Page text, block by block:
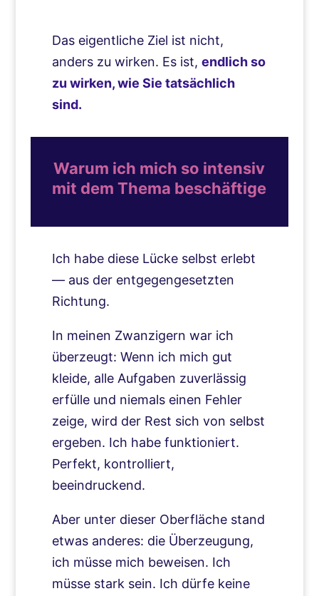
Das eigentliche Ziel ist nicht,
anders zu wirken. Es ist, endlich so
zu wirken, wie Sie tatsächlich
sind.
Warum ich mich so intensiv
mit dem Thema beschäftige
Ich habe diese Lücke selbst erlebt
— aus der entgegengesetzten
Richtung.
In meinen Zwanzigern war ich
überzeugt: Wenn ich mich gut
kleide, alle Aufgaben zuverlässig
erfülle und niemals einen Fehler
zeige, wird der Rest sich von selbst
ergeben. Ich habe funktioniert.
Perfekt, kontrolliert,
beeindruckend.
Aber unter dieser Oberfläche stand
etwas anderes: die Überzeugung,
ich müsse mich beweisen. Ich
müsse stark sein. Ich dürfe keine